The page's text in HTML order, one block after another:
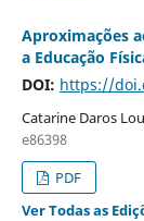
Aproximações
a Educação
DOI: https://
Catarine Daros
e86398
PDF
Ver Todas as